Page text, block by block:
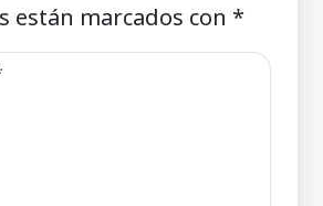
están marcados con *